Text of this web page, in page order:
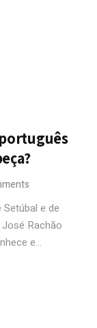
e de
Rachão
e...